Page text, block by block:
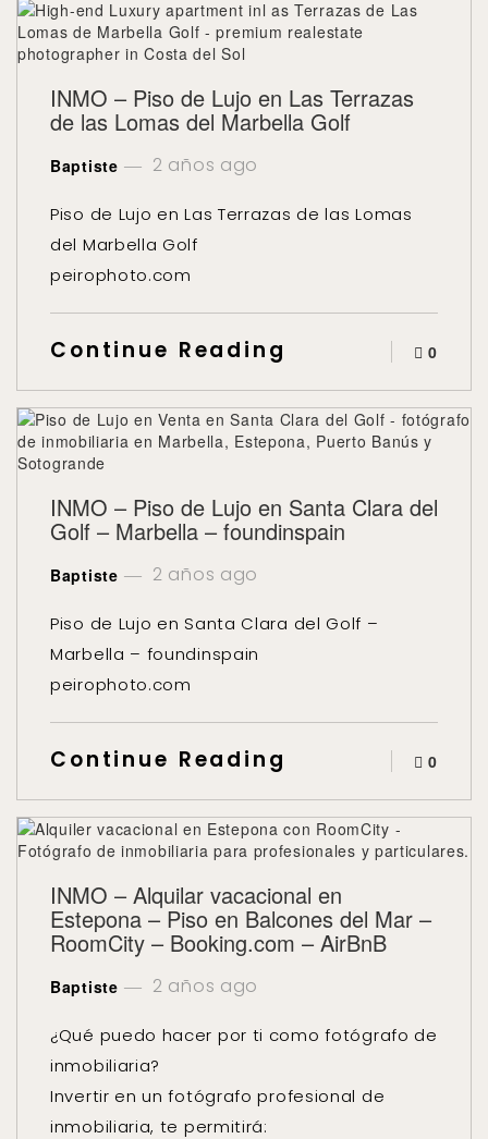
INMO – Piso de Lujo en Las Terrazas
de las Lomas del Marbella Golf
Baptiste 2 años ago
Piso de Lujo en Las Terrazas de las Lomas
del Marbella Golf
peirophoto.com
Continue Reading 0
INMO – Piso de Lujo en Santa Clara del
Golf – Marbella – foundinspain
Baptiste 2 años ago
Piso de Lujo en Santa Clara del Golf –
Marbella – foundinspain
peirophoto.com
Continue Reading 0
INMO – Alquilar vacacional en
Estepona – Piso en Balcones del Mar –
RoomCity – Booking.com – AirBnB
Baptiste 2 años ago
¿Qué puedo hacer por ti como fotógrafo de
inmobiliaria?
Invertir en un fotógrafo profesional de
inmobiliaria, te permitirá: